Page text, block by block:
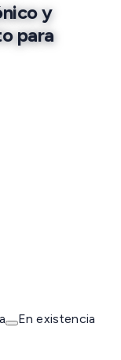
y
para
En existencia